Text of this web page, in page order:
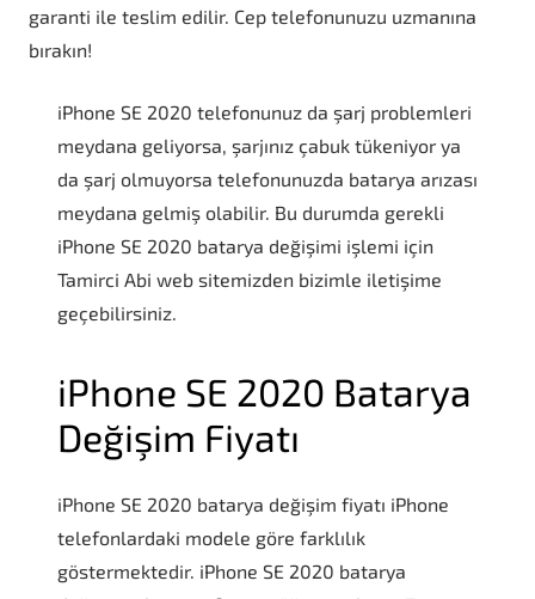
garanti ile teslim edilir. Cep telefonunuzu uzmanına
bırakın!
iPhone SE 2020 telefonunuz da şarj problemleri
meydana geliyorsa, şarjınız çabuk tükeniyor ya
da şarj olmuyorsa telefonunuzda batarya arızası
meydana gelmiş olabilir. Bu durumda gerekli
iPhone SE 2020 batarya değişimi işlemi için
Tamirci Abi web sitemizden bizimle iletişime
geçebilirsiniz.
iPhone SE 2020 Batarya
Değişim Fiyatı
iPhone SE 2020 batarya değişim fiyatı iPhone
telefonlardaki modele göre farklılık
göstermektedir. iPhone SE 2020 batarya